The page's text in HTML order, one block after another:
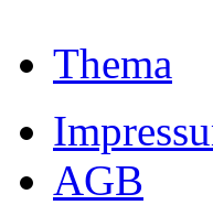
Thema
AGB